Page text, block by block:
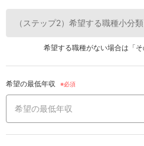
希望する職種がない場合は「
希望の最低年収